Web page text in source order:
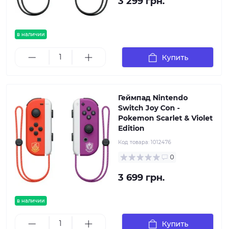
в наличии
Купить
в наличии
Геймпад Nintendo
Switch Joy Con -
Pokemon Scarlet & Violet
Edition
Код товара: 1012476
0
3 699 грн.
Купить